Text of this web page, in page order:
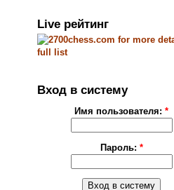
Live рейтинг
Вход в систему
Имя пользователя:*
Пароль: *